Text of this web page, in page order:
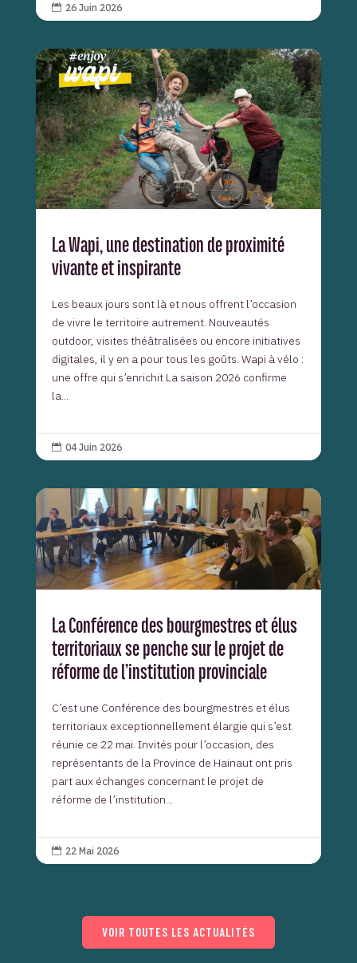
 26 Juin 2026
La Wapi, une destination de proximité
vivante et inspirante
Les beaux jours sont là et nous offrent l’occasion
de vivre le territoire autrement. Nouveautés
outdoor, visites théâtralisées ou encore initiatives
digitales, il y en a pour tous les goûts. Wapi à vélo :
une offre qui s’enrichit La saison 2026 confirme
la...
 04 Juin 2026
La Conférence des bourgmestres et élus
territoriaux se penche sur le projet de
réforme de l’institution provinciale
C’est une Conférence des bourgmestres et élus
territoriaux exceptionnellement élargie qui s’est
réunie ce 22 mai. Invités pour l’occasion, des
représentants de la Province de Hainaut ont pris
part aux échanges concernant le projet de
réforme de l’institution...
 22 Mai 2026
VOIR TOUTES LES ACTUALITÉS